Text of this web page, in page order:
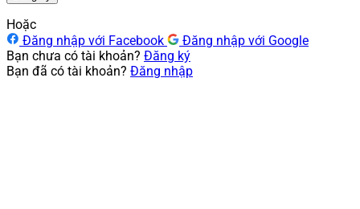
Hoặc
Đăng nhập với Facebook
Đăng nhập với Google
Bạn chưa có tài khoản? Đăng ký
Bạn đã có tài khoản? Đăng nhập